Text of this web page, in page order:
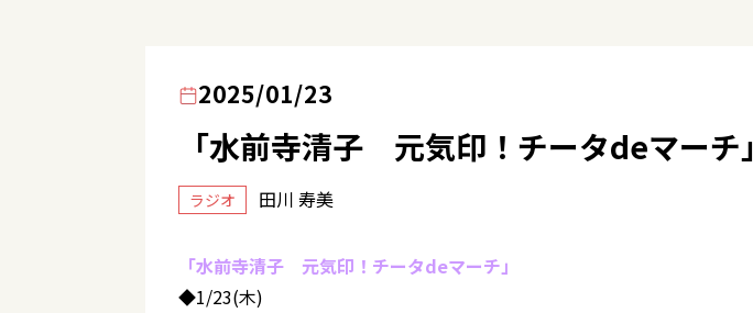
2025/01/23
「水前寺清子 元気印！チータdeマーチ」
ラジオ 田川 寿美
「水前寺清子 元気印！チータdeマーチ」
◆1/23(木)